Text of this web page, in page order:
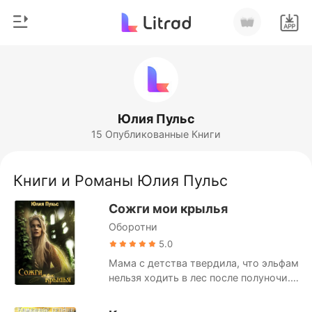
Скачать приложение
Оборотни
Рассказы
Миллиард
Рейтинг
Юлия Пульс
15 Опубликованные Книги
Книги и Романы Юлия Пульс
Сожги мои крылья
Оборотни
5.0
Мама с детства твердила, что эльфам
нельзя ходить в лес после полуночи.